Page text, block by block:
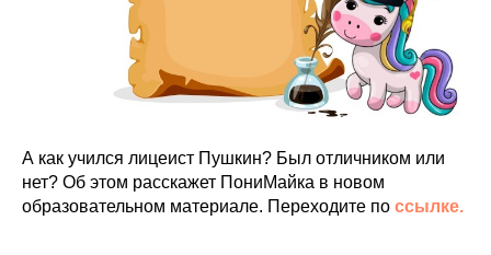
А как учился лицеист Пушкин? Был отличником или
нет? Об этом расскажет ПониМайка в новом
образовательном материале. Переходите по ссылке.